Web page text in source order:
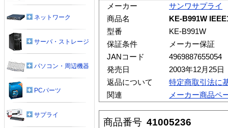
メーカー
サンワサプライ
商品名
KE-B991W
型番
KE-B991W
保証条件
メーカー保証
JANコード
4969887655054
発売日
2003年12月25日
返品について
特定商取引法に
関連
メーカー商品ペ
商品番号 41005236
ネットワーク
サーバ・ストレージ
パソコン・周辺機器
PCパーツ
サプライ